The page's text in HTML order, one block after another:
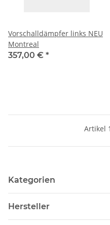
Vorschalldämpfer links NEU
Montreal
357,00 € *
Artikel
Kategorien
Hersteller